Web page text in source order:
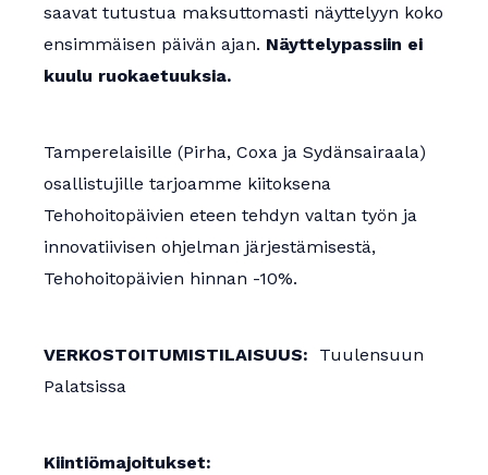
saavat tutustua maksuttomasti näyttelyyn koko
ensimmäisen päivän ajan. Näyttelypassiin ei
kuulu ruokaetuuksia.
Tamperelaisille (Pirha, Coxa ja Sydänsairaala)
osallistujille tarjoamme kiitoksena
Tehohoitopäivien eteen tehdyn valtan työn ja
innovatiivisen ohjelman järjestämisestä,
Tehohoitopäivien hinnan -10%.
VERKOSTOITUMISTILAISUUS: Tuulensuun
Palatsissa
Kiintiömajoitukset: